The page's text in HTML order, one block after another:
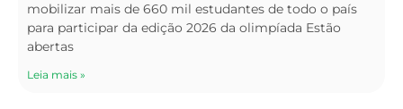
mobilizar mais de 660 mil estudantes de todo o país
para participar da edição 2026 da olimpíada Estão
abertas
Leia mais »